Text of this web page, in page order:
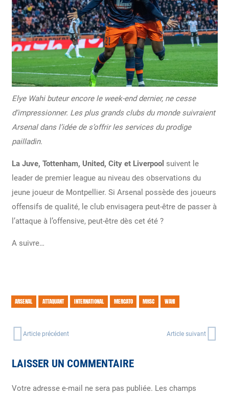
Elye Wahi buteur encore le week-end dernier, ne cesse
d’impressionner. Les plus grands clubs du monde suivraient
Arsenal dans l’idée de s’offrir les services du prodige
pailladin.
La Juve, Tottenham, United, City et Liverpool suivent le
leader de premier league au niveau des observations du
jeune joueur de Montpellier. Si Arsenal possède des joueurs
offensifs de qualité, le club envisagera peut-être de passer à
l’attaque à l’offensive, peut-être dès cet été ?
A suivre…
ARSENAL ATTAQUANT INTERNATIONAL MERCATO MHSC WAHI
Article précédent Article suivant
LAISSER UN COMMENTAIRE
Votre adresse e-mail ne sera pas publiée. Les champs